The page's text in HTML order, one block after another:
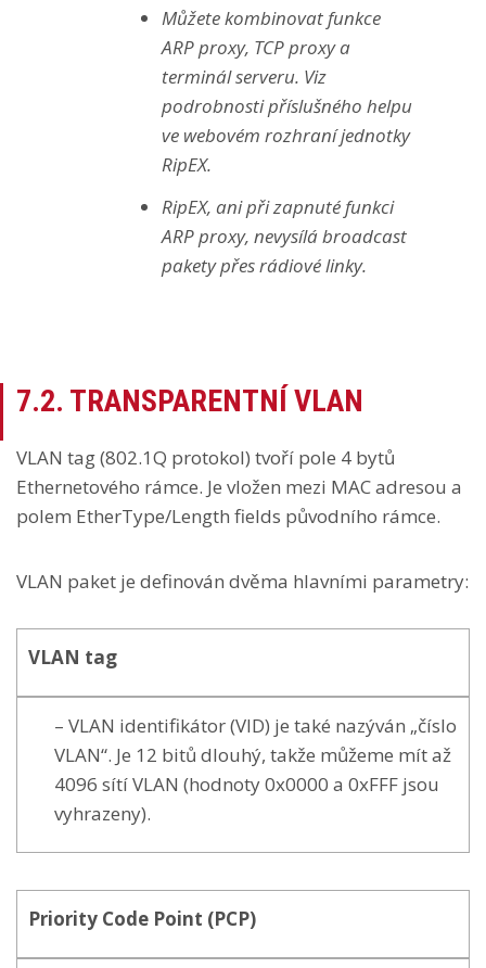
Můžete kombinovat funkce
ARP proxy, TCP proxy a
terminál serveru. Viz
podrobnosti příslušného helpu
ve webovém rozhraní jednotky
RipEX.
RipEX, ani při zapnuté funkci
ARP proxy, nevysílá broadcast
pakety přes rádiové linky.
7.2. TRANSPARENTNÍ VLAN
VLAN tag (802.1Q protokol) tvoří pole 4 bytů
Ethernetového rámce. Je vložen mezi MAC adresou a
polem EtherType/Length fields původního rámce.
VLAN paket je definován dvěma hlavními parametry:
VLAN tag
– VLAN identifikátor (VID) je také nazýván „číslo
VLAN“. Je 12 bitů dlouhý, takže můžeme mít až
4096 sítí VLAN (hodnoty 0x0000 a 0xFFF jsou
vyhrazeny).
Priority Code Point (PCP)